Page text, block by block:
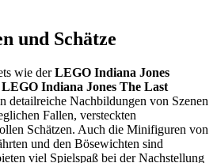
und Schätze
wie derLEGO Indiana Jones
LEGO Indiana Jones The Last
detailreiche Nachbildungen von Szenen
Fallen, versteckten
Schätzen. Auch die Minifiguren von
und den Bösewichten sind
viel Spielspaß bei der Nachstellung